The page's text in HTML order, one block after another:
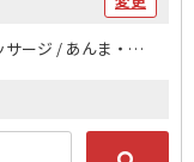
病院・歯科・薬局・鍼灸・整骨院・はりマッサージ / あんま・マッサージ・指圧